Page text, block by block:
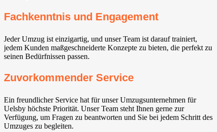
Fachkenntnis und Engagement
Jeder Umzug ist einzigartig, und unser Team ist darauf trainiert,
jedem Kunden maßgeschneiderte Konzepte zu bieten, die perfekt zu
seinen Bedürfnissen passen.
Zuvorkommender Service
Ein freundlicher Service hat für unser Umzugsunternehmen für
Uelsby höchste Priorität. Unser Team steht Ihnen gerne zur
Verfügung, um Fragen zu beantworten und Sie bei jedem Schritt des
Umzuges zu begleiten.